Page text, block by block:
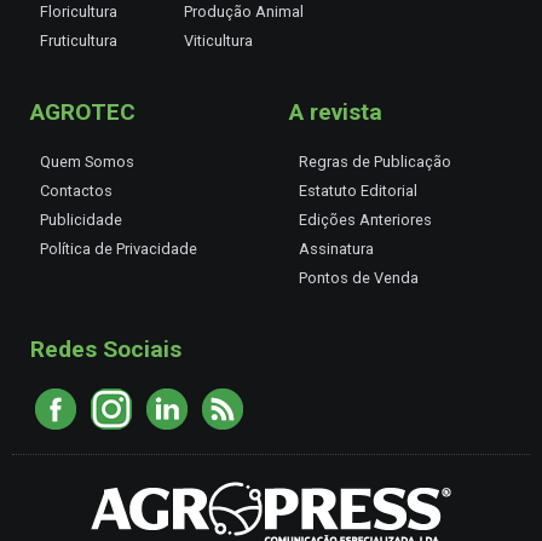
Floricultura
Fruticultura
Produção Animal
Viticultura
AGROTEC
Quem Somos
Contactos
Publicidade
Política de Privacidade
A revista
Regras de Publicação
Estatuto Editorial
Edições Anteriores
Assinatura
Pontos de Venda
Redes Sociais